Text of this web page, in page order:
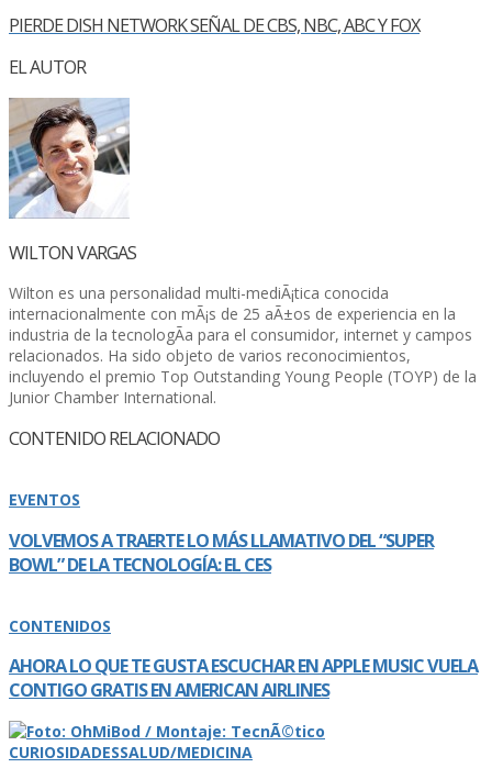
PIERDE DISH NETWORK SEÑAL DE CBS, NBC, ABC Y FOX
EL AUTOR
WILTON VARGAS
Wilton es una personalidad multi-mediÃ¡tica conocida
internacionalmente con mÃ¡s de 25 aÃ±os de experiencia en la
industria de la tecnologÃ­a para el consumidor, internet y campos
relacionados. Ha sido objeto de varios reconocimientos,
incluyendo el premio Top Outstanding Young People (TOYP) de la
Junior Chamber International.
CONTENIDO RELACIONADO
EVENTOS
VOLVEMOS A TRAERTE LO MÁS LLAMATIVO DEL “SUPER
BOWL” DE LA TECNOLOGÍ­A: EL CES
CONTENIDOS
AHORA LO QUE TE GUSTA ESCUCHAR EN APPLE MUSIC VUELA
CONTIGO GRATIS EN AMERICAN AIRLINES
CURIOSIDADESSALUD/MEDICINA